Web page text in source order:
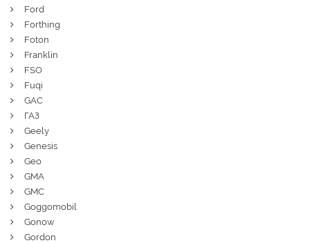
Ford
Forthing
Foton
Franklin
FSO
Fuqi
GAC
ГАЗ
Geely
Genesis
Geo
GMA
GMC
Goggomobil
Gonow
Gordon